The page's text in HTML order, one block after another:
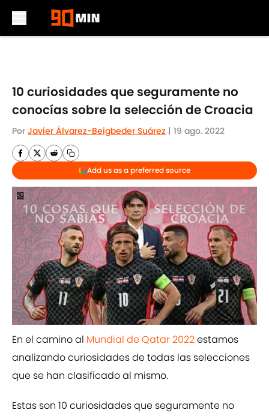
10 curiosidades que seguramente no
conocías sobre la selección de Croacia
Por Javier Álvarez-Beigbeder Suárez | 19 ago. 2022
Add us as a preferred source
En el camino al Mundial de Qatar 2022estamos
analizando curiosidades de todas las selecciones
que se han clasificado al mismo.
Estas son 10 curiosidades que seguramente no